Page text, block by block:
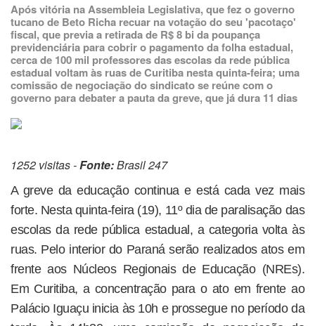
Após vitória na Assembleia Legislativa, que fez o governo
tucano de Beto Richa recuar na votação do seu 'pacotaço'
fiscal, que previa a retirada de R$ 8 bi da poupança
previdenciária para cobrir o pagamento da folha estadual,
cerca de 100 mil professores das escolas da rede pública
estadual voltam às ruas de Curitiba nesta quinta-feira; uma
comissão de negociação do sindicato se reúne com o
governo para debater a pauta da greve, que já dura 11 dias
1252 visitas -Fonte:Brasil 247
A greve da educação continua e está cada vez mais
forte. Nesta quinta-feira (19), 11º dia de paralisação das
escolas da rede pública estadual, a categoria volta às
ruas. Pelo interior do Paraná serão realizados atos em
frente aos Núcleos Regionais de Educação (NREs).
Em Curitiba, a concentração para o ato em frente ao
Palácio Iguaçu inicia às 10h e prossegue no período da